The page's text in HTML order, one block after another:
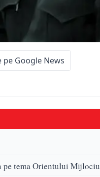
Google News
tema Orientului Mijlociu